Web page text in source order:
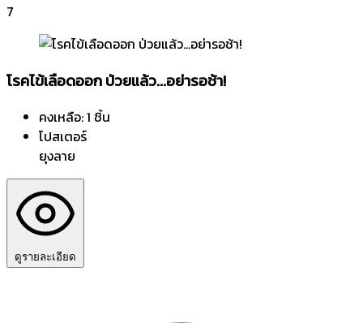
7
โรคไข้เลือดออก ป่วยแล้ว...อย่ารอช้า!
คงเหลือ: 1 ชิ้น
โปสเตอร์
ยุงลาย
ดูรายละเอียด